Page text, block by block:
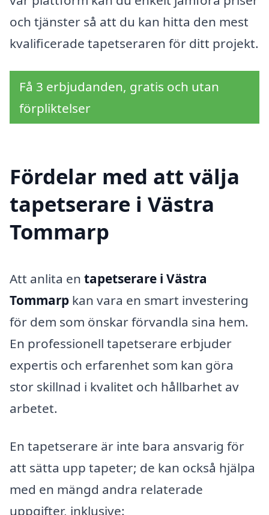
och tjänster så att du kan hitta den mest
kvalificerade tapetseraren för ditt projekt.
Få 3 erbjudanden, gratis och utan
förpliktelser
Fördelar med att välja
tapetserare i Västra
Tommarp
Att anlita en tapetserare i Västra
Tommarp kan vara en smart investering
för dem som önskar förvandla sina hem.
En professionell tapetserare erbjuder
expertis och erfarenhet som kan göra
stor skillnad i kvalitet och hållbarhet av
arbetet.
En tapetserare är inte bara ansvarig för
att sätta upp tapeter; de kan också hjälpa
med en mängd andra relaterade
uppgifter, inklusive: